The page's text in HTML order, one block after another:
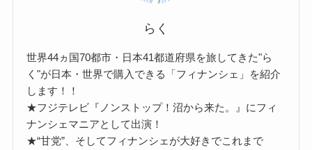
らく
世界44ヵ国70都市・日本41都道府県を旅してきた"ら
く"が日本・世界で購入できる「フィナンシェ」を紹介
します！！
★フジテレビ『ノンストップ！沼から来た。』にフィ
ナンシェマニアとして出演！
★“甘党”、そしてフィナンシェが大好きでこれまで